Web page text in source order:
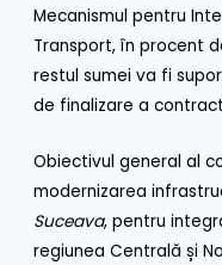
Mecanismul pentru
Transport, în procent
restul sumei va fi
de finalizare a
Obiectivul general al
modernizarea
Suceava, pentru
regiunea Centrală și